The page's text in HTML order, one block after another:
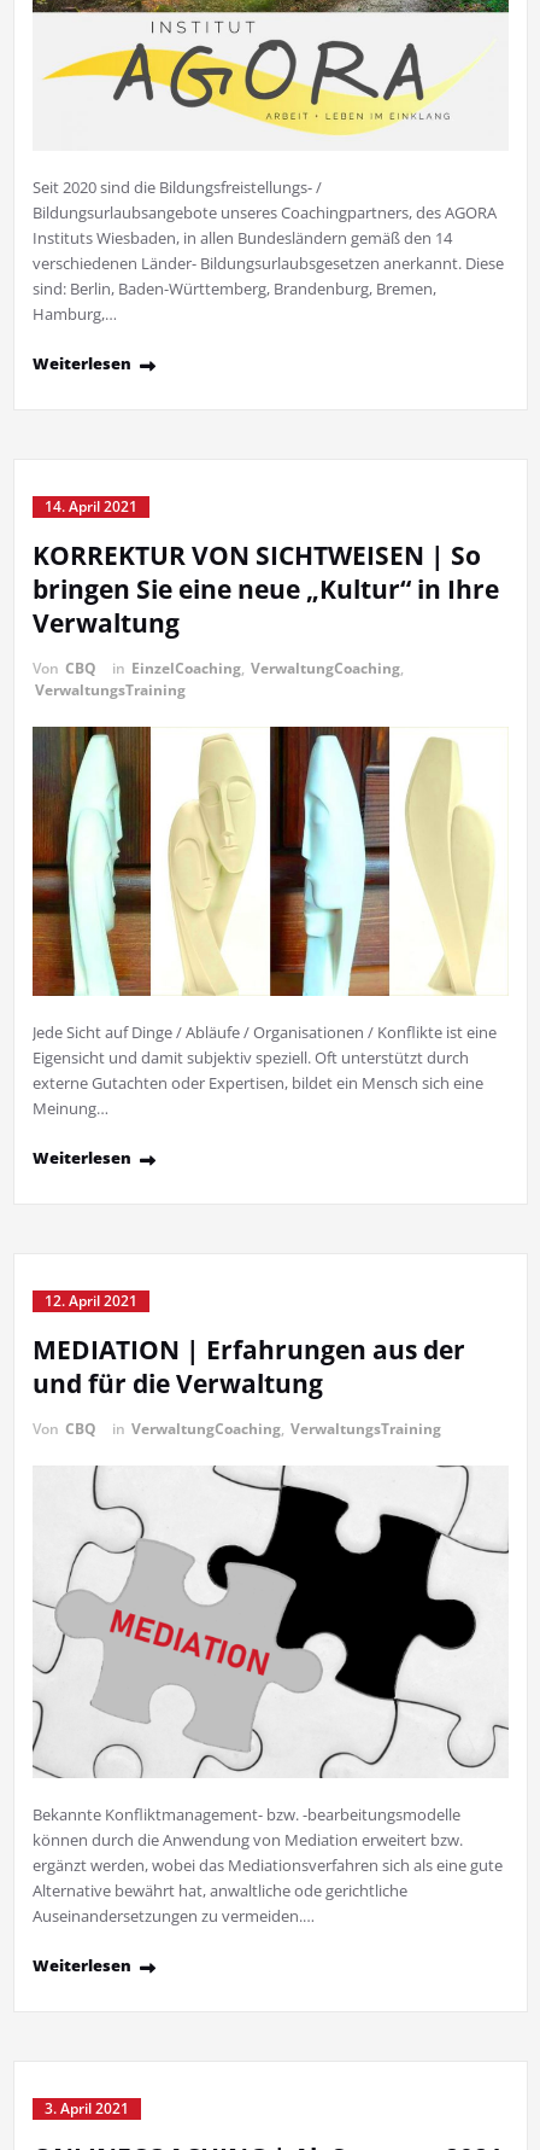
Seit 2020 sind die Bildungsfreistellungs- /
Bildungsurlaubsangebote unseres Coachingpartners, des AGORA
Instituts Wiesbaden, in allen Bundesländern gemäß den 14
verschiedenen Länder- Bildungsurlaubsgesetzen anerkannt. Diese
sind: Berlin, Baden-Württemberg, Brandenburg, Bremen,
Hamburg,…
Weiterlesen
14. April 2021
KORREKTUR VON SICHTWEISEN | So
bringen Sie eine neue „Kultur“ in Ihre
Verwaltung
Von CBQ in EinzelCoaching, VerwaltungCoaching,
VerwaltungsTraining
Jede Sicht auf Dinge / Abläufe / Organisationen / Konflikte ist eine
Eigensicht und damit subjektiv speziell. Oft unterstützt durch
externe Gutachten oder Expertisen, bildet ein Mensch sich eine
Meinung…
Weiterlesen
12. April 2021
MEDIATION | Erfahrungen aus der
und für die Verwaltung
Von CBQ in VerwaltungCoaching, VerwaltungsTraining
Bekannte Konfliktmanagement- bzw. -bearbeitungsmodelle
können durch die Anwendung von Mediation erweitert bzw.
ergänzt werden, wobei das Mediationsverfahren sich als eine gute
Alternative bewährt hat, anwaltliche ode gerichtliche
Auseinandersetzungen zu vermeiden.…
Weiterlesen
3. April 2021